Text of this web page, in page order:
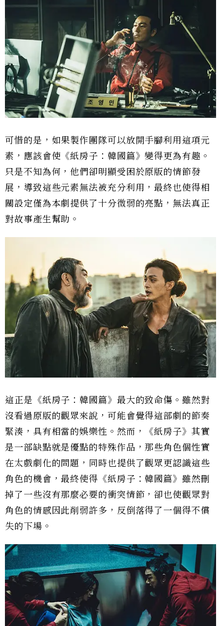
可惜的是，如果製作團隊可以放開手腳利用這項元
素，應該會使《紙房子：韓國篇》變得更為有趣。
只是不知為何，他們卻明顯受困於原版的情節發
展，導致這些元素無法被充分利用，最終也使得相
關設定僅為本劇提供了十分微弱的亮點，無法真正
對故事產生幫助。
這正是《紙房子：韓國篇》最大的致命傷。雖然對
沒看過原版的觀眾來說，可能會覺得這部劇的節奏
緊湊，具有相當的娛樂性。然而，《紙房子》其實
是一部缺點就是優點的特殊作品，那些角色個性實
在太戲劇化的問題，同時也提供了觀眾更認識這些
角色的機會，最終使得《紙房子：韓國篇》雖然刪
掉了一些沒有那麼必要的衝突情節，卻也使觀眾對
角色的情感因此削弱許多，反倒落得了一個得不償
失的下場。